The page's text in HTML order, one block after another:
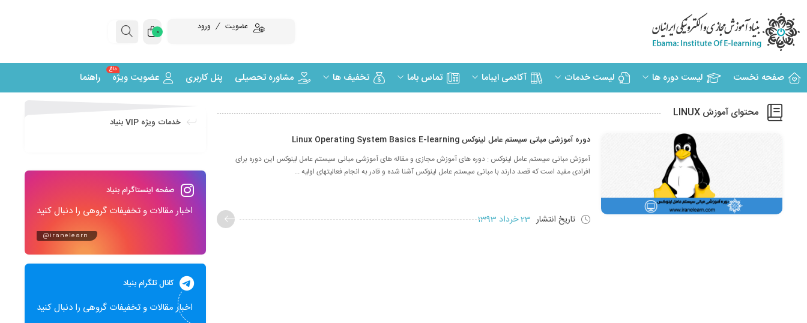
عضویت ورود 0
صفحه نخست لیست دوره ها لیست خدمات آکادمی ایباما تماس باما تخفیف ها مشاوره تحصیلی پنل کاربری عضویت ویژه
داغ
راهنما
محتوای آموزش LINUX
دوره آموزشی مبانی سیستم عامل لینوکس Linux Operating System Basics E-learning
آموزش مبانی سیستم عامل لینوکس : دوره های آموزش مجازی و مقاله های آموزشی مبانی سیستم عامل لینوکس این دوره برای
افرادی مفید است که قصد دارند با مبانی سیستم عامل لینوکس آشنا شده و قادر به انجام فعالیتهای اولیه ...
تاریخ انتشار 23 خرداد 1393
خدمات ویژه VIP بنیاد
صفحه اینستاگرام بنیاد
اخبار مقالات و تخفیفات گروهی را دنبال کنید
@iranelearn
کانال تلگرام بنیاد
اخبار مقالات و تخفیفات گروهی را دنبال کنید